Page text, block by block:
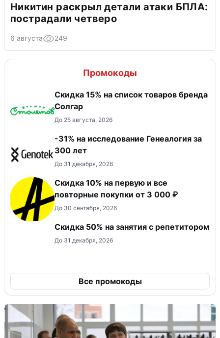
Никитин раскрыл детали атаки БПЛА:
пострадали четверо
6 августа 249
Промокоды
Скидка 15% на список товаров бренда
Солгар
До 25 августа, 2026
-31% на исследование Генеалогия за
300 лет
До 31 декабря, 2026
Скидка 10% на первую и все
повторные покупки от 3 000 ₽
До 30 сентября, 2026
Скидка 50% на занятия с репетитором
До 31 декабря, 2026
Все промокоды